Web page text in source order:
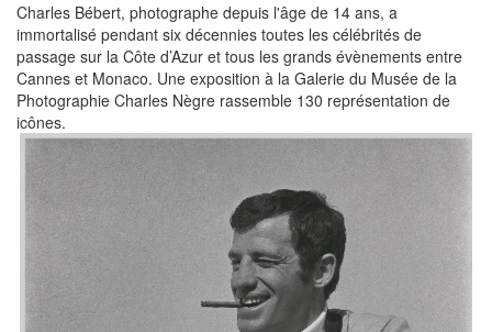
Charles Bébert, photographe depuis l'âge de 14 ans, a
immortalisé pendant six décennies toutes les célébrités de
passage sur la Côte d’Azur et tous les grands évènements entre
Cannes et Monaco. Une exposition à la Galerie du Musée de la
Photographie Charles Nègre rassemble 130 représentation de
icônes.